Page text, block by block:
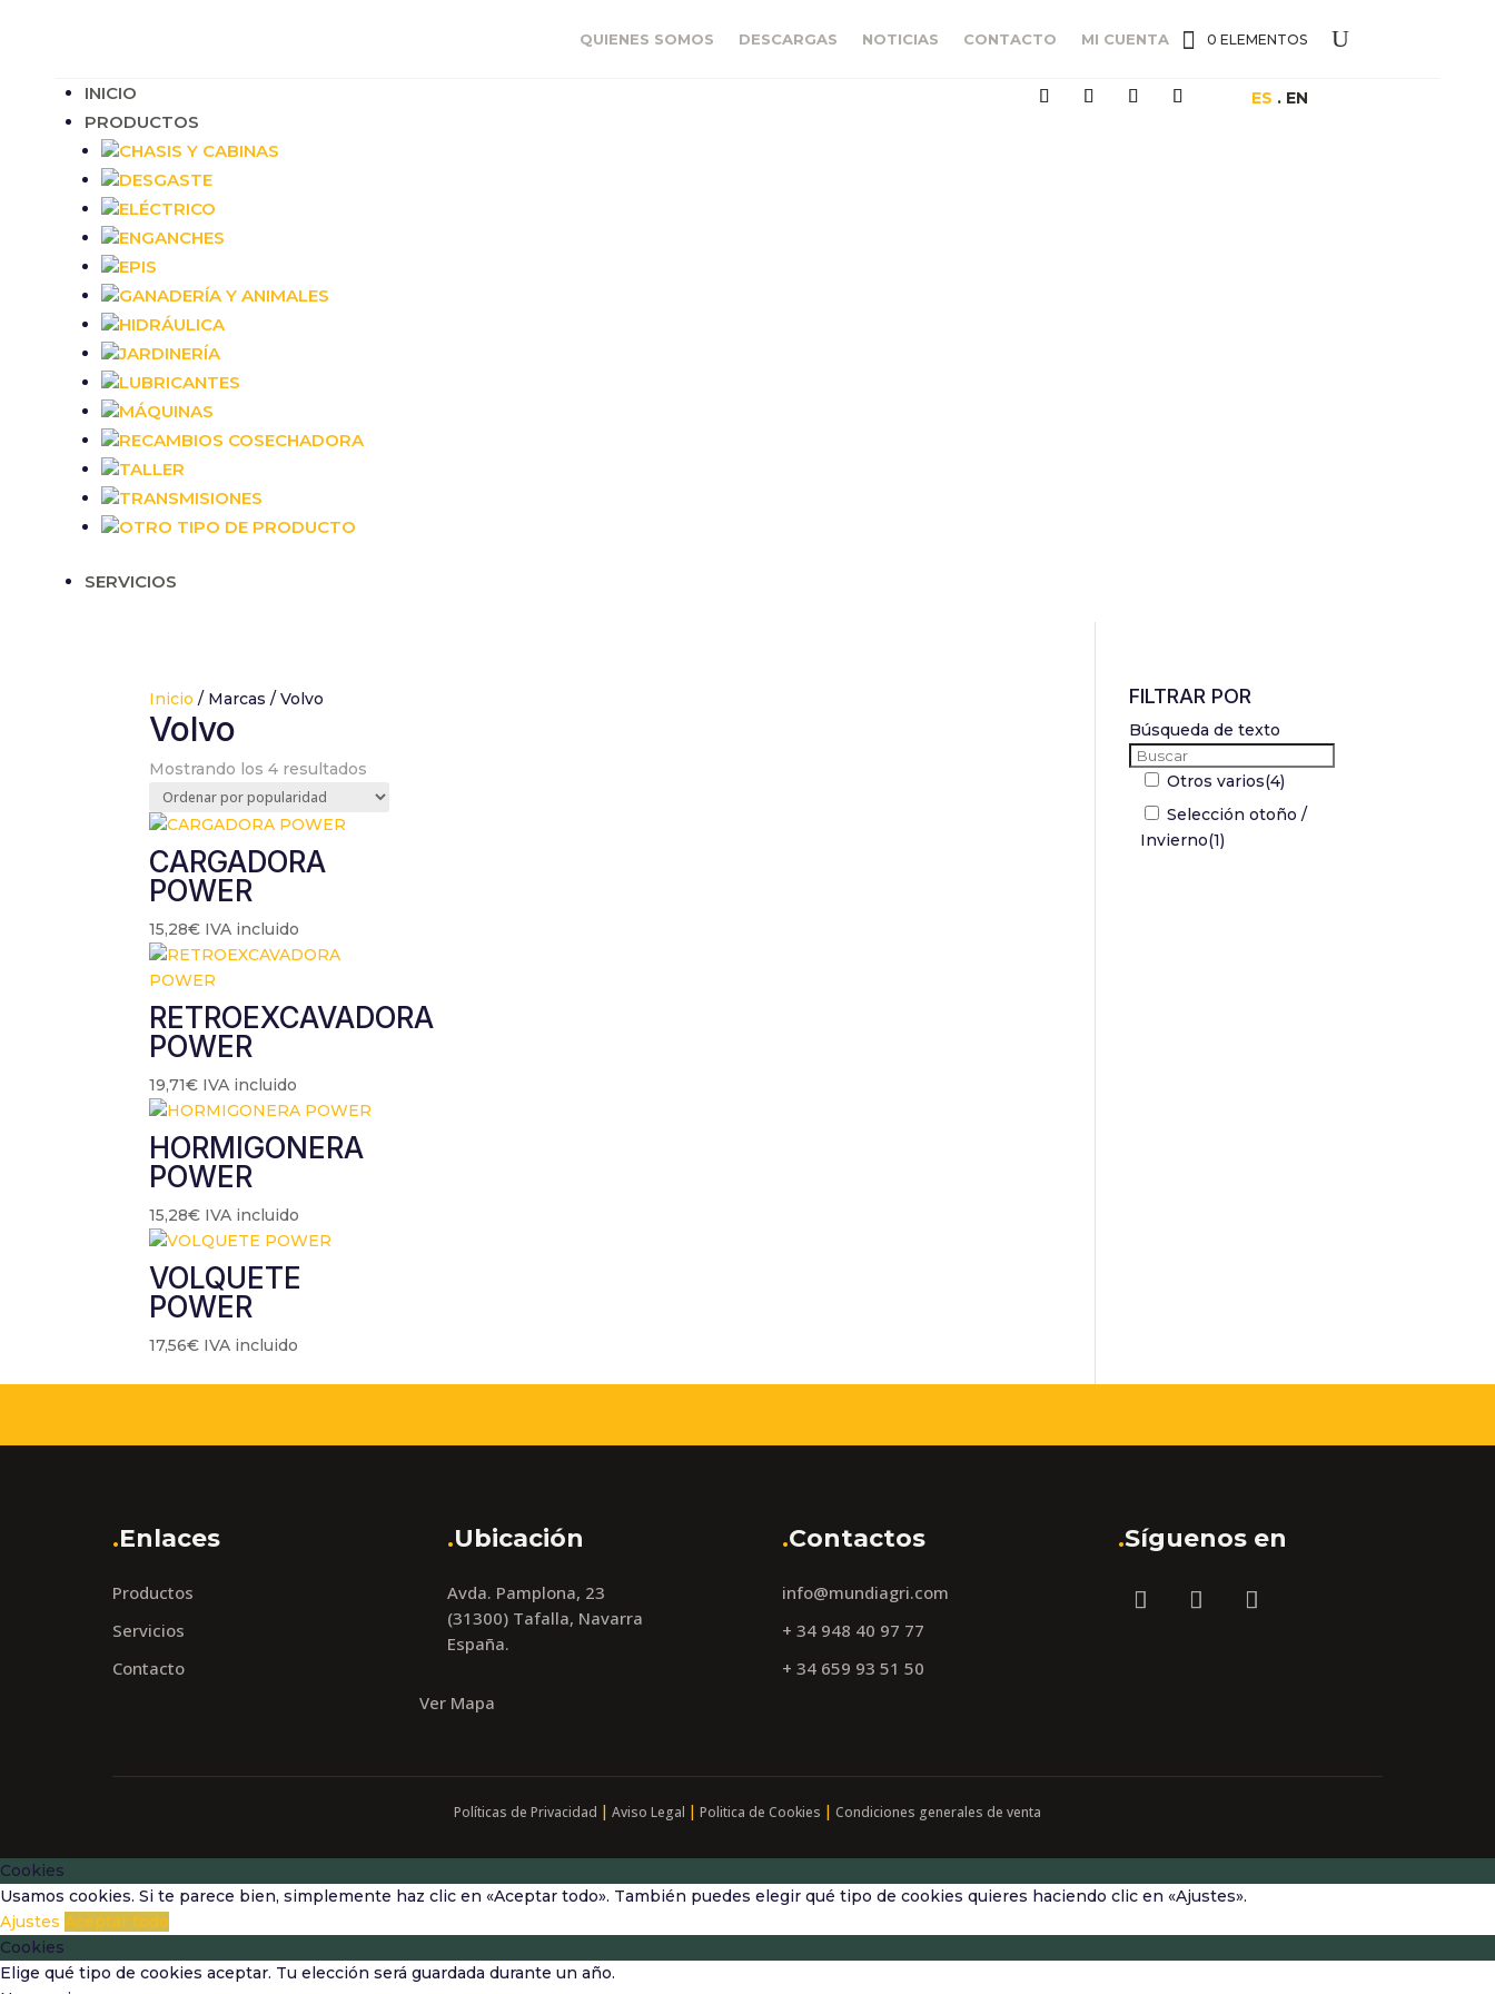
QUIENES SOMOS DESCARGAS NOTICIAS CONTACTO MI CUENTA 0 ELEMENTOS
INICIO
PRODUCTOS
CHASIS Y CABINAS
DESGASTE
ELÉCTRICO
ENGANCHES
EPIS
GANADERÍA Y ANIMALES
HIDRÁULICA
JARDINERÍA
LUBRICANTES
MÁQUINAS
RECAMBIOS COSECHADORA
TALLER
TRANSMISIONES
OTRO TIPO DE PRODUCTO
SERVICIOS
ES . EN
Inicio / Marcas / Volvo
Volvo
Mostrando los 4 resultados
por
CARGADORA
POWER
15,28€ IVA incluido
RETROEXCAVADORA
POWER
19,71€ IVA incluido
HORMIGONERA
POWER
15,28€ IVA incluido
VOLQUETE
POWER
17,56€ IVA incluido
FILTRAR POR
Búsqueda de texto
Otros varios(4)
Selección otoño /
Invierno(1)
.Enlaces
Productos
Servicios
Contacto
.Ubicación
Avda. Pamplona, 23
(31300) Tafalla, Navarra
España.
Ver Mapa
.Contactos
info@mundiagri.com
+ 34 948 40 97 77
+ 34 659 93 51 50
.Síguenos en
Políticas de Privacidad | Aviso Legal | Politica de Cookies | Condiciones generales de venta
Cookies
Usamos cookies. Si te parece bien, simplemente haz clic en «Aceptar todo». También puedes elegir qué tipo de cookies quieres haciendo clic en «Ajustes».
Ajustes Aceptar todo
Cookies
Elige qué tipo de cookies aceptar. Tu elección será guardada durante un año.